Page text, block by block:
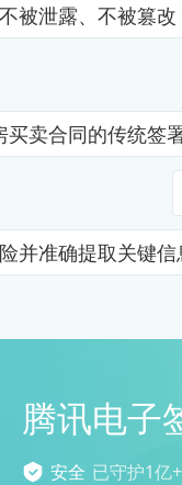
被泄露、不被篡
卖合同的传统
并准确提取关键
腾讯电子
安全 已守护1亿